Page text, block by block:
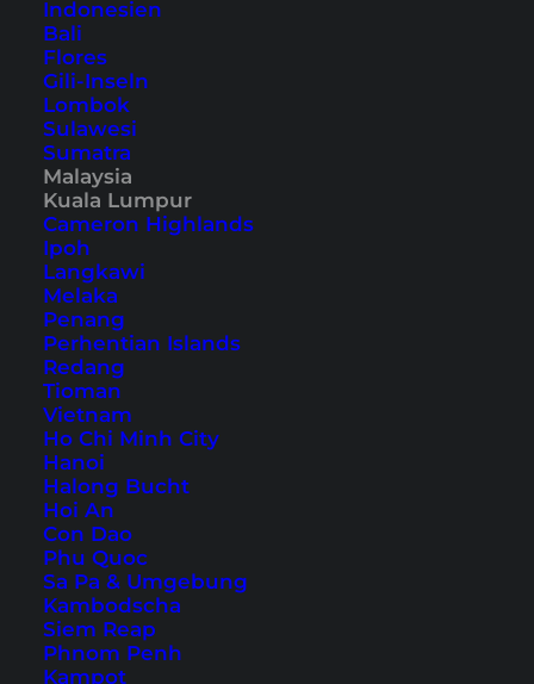
Indonesien
Bali
Flores
Gili-Inseln
Lombok
Sulawesi
Sumatra
Malaysia
Kuala Lumpur
Cameron Highlands
Ipoh
Langkawi
Melaka
Penang
Perhentian Islands
Redang
Tioman
Vietnam
Ho Chi Minh City
Hanoi
Halong Bucht
Hoi An
Con Dao
Phu Quoc
Sa Pa & Umgebung
Kambodscha
Siem Reap
Phnom Penh
Kampot
Tower)und dem
wirklich viele Wahrzeichen vertreten.
Entdecke Kuala Lumpur im
Video mit uns – 3 Tage in
der vielfältigen Stadt
3 Tage sind noch lange nicht genug um die
Stadt wirklich tiefer kennenzulernen. Das heißt
dann wohl, dass ich wiederkommen muss.
Gerne doch!
Ich hoffe ihr habt viel Spaß bei unserem
nächsten Video!